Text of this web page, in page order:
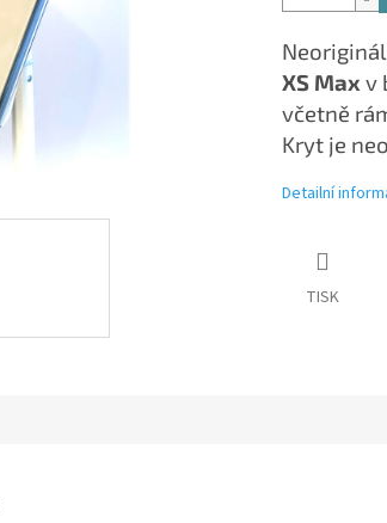
XS Max v
včetně
Kryt je
Detailní
TISK